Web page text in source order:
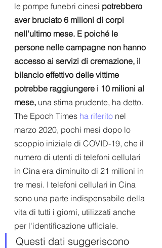
le pompe funebri cinesi potrebbero
aver bruciato 6 milioni di corpi
nell'ultimo mese. E poiché le
persone nelle campagne non hanno
accesso ai servizi di cremazione, il
bilancio effettivo delle vittime
potrebbe raggiungere i 10 milioni al
mese, una stima prudente, ha detto.
The Epoch Times ha riferito nel
marzo 2020, pochi mesi dopo lo
scoppio iniziale di COVID-19, che il
numero di utenti di telefoni cellulari
in Cina era diminuito di 21 milioni in
tre mesi. I telefoni cellulari in Cina
sono una parte indispensabile della
vita di tutti i giorni, utilizzati anche
per l'identificazione ufficiale.
Questi dati suggeriscono